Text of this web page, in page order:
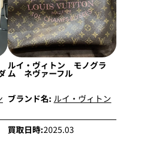
ルイ・ヴィトン モノグラ
ム ネヴァーフル
ブランド名: ルイ・ヴィトン
買取日時:2025.03